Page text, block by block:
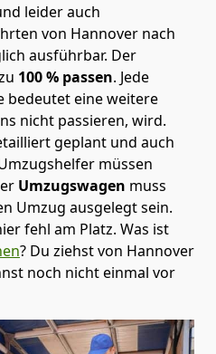
leider auch
von Hannover nach
ausführbar. Der
100 % passen. Jede
bedeutet eine weitere
nicht passieren, wird.
geplant und auch
müssen
Umzugswagen muss
Umzug ausgelegt sein.
fehl am Platz. Was ist
? Du ziehst von Hannover
noch nicht einmal vor